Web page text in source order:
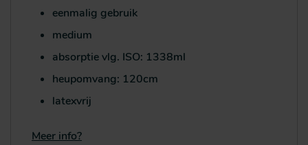
eenmalig gebruik
medium
absorptie vlg. ISO: 1338ml
heupomvang: 120cm
latexvrij
Meer info?